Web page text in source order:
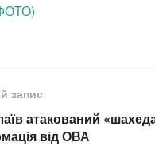
запис
атакований
від ОВА